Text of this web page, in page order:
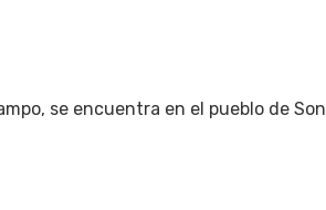
se encuentra en el pueblo de Son